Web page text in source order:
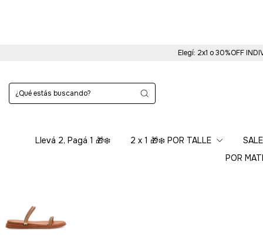
Elegí: 2x1 o 30%OFF
Llevá 2, Pagá 1 🎁❄️ 2 x 1 🎁❄️ POR TALLE
POR